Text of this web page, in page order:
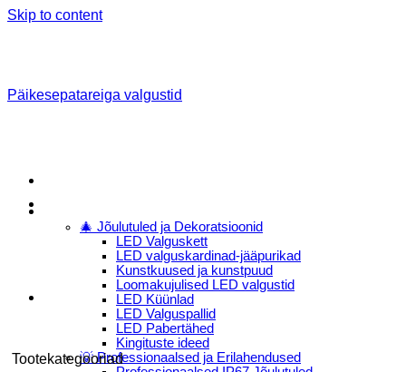
Skip to content
🎄 Jõulutuled ja Dekoratsioonid
LED Valguskett
LED valguskardinad-jääpurikad
Kunstkuused ja kunstpuud
Loomakujulised LED valgustid
LED Küünlad
LED Valguspallid
LED Pabertähed
Kingituste ideed
💡 Professionaalsed ja Erilahendused
Päikesepatareiga valgustid
Tootekategooriad